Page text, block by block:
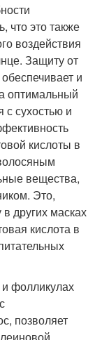
что это также
воздействия
Защиту от
и
оптимальный
с сухостью и
кислоты в
вещества,
Это,
в других масках
кислота в
фолликулах
позволяет